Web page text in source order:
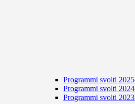
Programmi svolti
Programmi svolti
Programmi svolti